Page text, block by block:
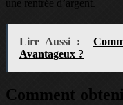
une rentrée d’argent.
Lire Aussi :
Avantageux ?
Comment